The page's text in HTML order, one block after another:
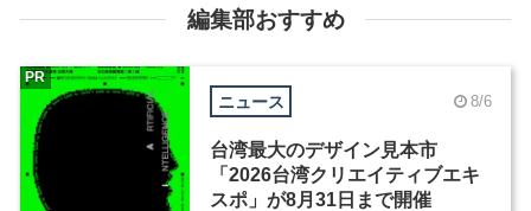
編集部おすすめ
ニュース 8/6
台湾最大のデザイン見本市
「2026台湾クリエイティブエキ
スポ」が8月31日まで開催
PR